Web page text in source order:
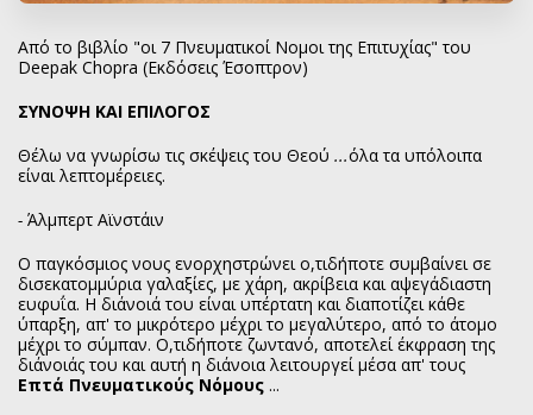
Από το βιβλίο "οι 7 Πνευματικοί Νομοι της Επιτυχίας" του
Deepak Chopra (Εκδόσεις Έσοπτρον)
ΣΥΝΟΨΗ ΚΑΙ ΕΠΙΛΟΓΟΣ
Θέλω να γνωρίσω τις σκέψεις του Θεού ...όλα τα υπόλοιπα
είναι λεπτομέρειες.
- Άλμπερτ Αϊνστάιν
Ο παγκόσμιος νους ενορχηστρώνει ο,τιδήποτε συμβαίνει σε
δισεκατομμύρια γαλαξίες, με χάρη, ακρίβεια και αψεγάδιαστη
ευφυΐα. Η διάνοιά του είναι υπέρτατη και διαποτίζει κάθε
ύπαρξη, απ' το μικρότερο μέχρι το μεγαλύτερο, από το άτομο
μέχρι το σύμπαν. Ο,τιδήποτε ζωντανό, αποτελεί έκφραση της
διάνοιάς του και αυτή η διάνοια λειτουργεί μέσα απ' τους
Επτά Πνευματικούς Νόμους ...